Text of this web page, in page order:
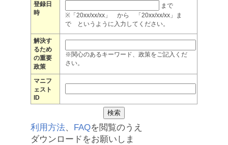
登録日
時
まで
※「20xx/xx/xx」 から 「20xx/xx/xx」ま
で というように入力してください。
解決す
るため
の重要
政策
※関心のあるキーワード、政策をご記入くだ
さい。
マニフ
ェスト
ID
利用方法、 FAQを閲覧のうえ
ダウンロードをお願いしま